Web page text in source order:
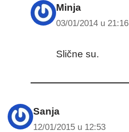
Minja
03/01/2014 u 21:16
Slične su.
Sanja
12/01/2015 u 12:53